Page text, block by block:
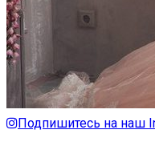
Подпишитесь на наш